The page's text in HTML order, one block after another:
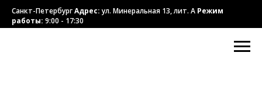
Санкт-ПетербургАдрес:ул. Минеральная 13, лит. А Режим
работы: 9:00 - 17:30